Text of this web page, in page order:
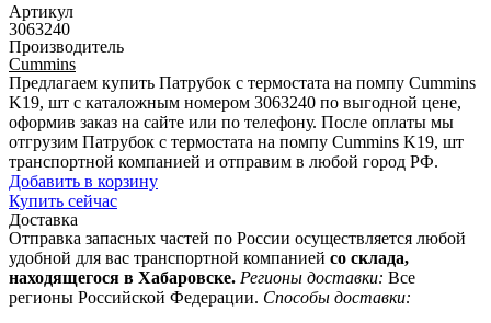
Артикул
3063240
Производитель
Cummins
Предлагаем купить Патрубок с термостата на помпу Cummins
K19, шт с каталожным номером 3063240 по выгодной цене,
оформив заказ на сайте или по телефону. После оплаты мы
отгрузим Патрубок с термостата на помпу Cummins K19, шт
транспортной компанией и отправим в любой город РФ.
Добавить в корзину
Купить сейчас
Доставка
Отправка запасных частей по России осуществляется любой
удобной для вас транспортной компанией со склада,
находящегося в Хабаровске. Регионы доставки: Все
регионы Российской Федерации. Способы доставки: